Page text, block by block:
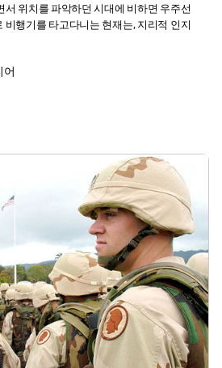
서 위치를 파악하던 시대에 비하면 우주선
비행기를 타고다니는 현재는, 지리적 인지
어